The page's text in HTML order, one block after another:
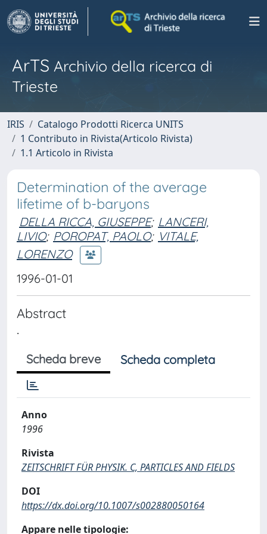
ArTS Archivio della ricerca di
Trieste
IRIS
Catalogo Prodotti Ricerca UNITS
1 Contributo in Rivista(Articolo Rivista)
1.1 Articolo in Rivista
Determination of the average
lifetime of b-baryons
DELLA RICCA, GIUSEPPE; LANCERI,
LIVIO; POROPAT, PAOLO; VITALE,
LORENZO
1996-01-01
Abstract
.
Scheda breve Scheda completa
Anno
1996
Rivista
ZEITSCHRIFT FÜR PHYSIK. C, PARTICLES AND FIELDS
DOI
https://dx.doi.org/10.1007/s002880050164
Appare nelle tipologie: